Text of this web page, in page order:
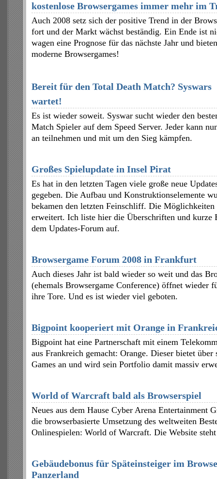
kostenlose Browsergames immer mehr im
Auch 2008 setz sich der positive Trend in der
fort und der Markt wächst beständig. Ein Ende ist
wagen eine Prognose für das nächste Jahr und
moderne Browsergames!
Bereit für den Total Death Match? Syswars
wartet!
Es ist wieder soweit. Syswar sucht wieder den
Match Spieler auf dem Speed Server. Jeder kann
an teilnehmen und mit um den Sieg kämpfen.
Großes Spielupdate in Insel Pirat
Es hat in den letzten Tagen viele große neue
gegeben. Die Aufbau und Konstruktionselemente
bekamen den letzten Feinschliff. Die
erweitert. Ich liste hier die Überschriften und kurze
dem Updates-Forum auf.
Browsergame Forum 2008 in Frankfurt
Auch dieses Jahr ist bald wieder so weit und das
(ehemals Browsergame Conference) öffnet wieder
ihre Tore. Und es ist wieder viel geboten.
Bigpoint kooperiert mit Orange in
Bigpoint hat eine Partnerschaft mit einem
aus Frankreich gemacht: Orange. Dieser bietet
Games an und wird sein Portfolio damit massiv
World of Warcraft bald als Browserspiel
Neues aus dem Hause Cyber Arena Entertainment
die browserbasierte Umsetzung des weltweiten
Onlinespielen: World of Warcraft. Die Website
Gebäudebonus für Späteinsteiger im
Panzerland